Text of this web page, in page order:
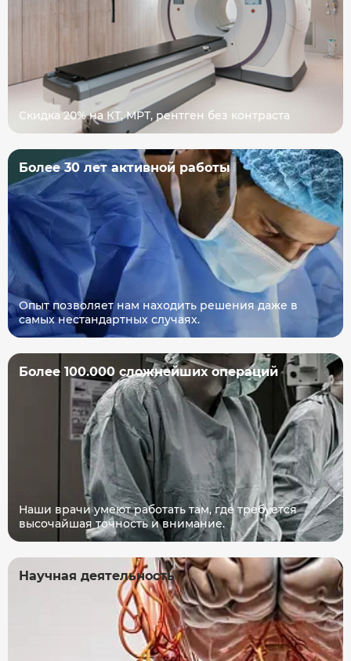
Скидка 20% на КТ, МРТ, рентген без контраста
Более 30 лет активной работы
Опыт позволяет нам находить решения даже в
самых нестандартных случаях.
Более 100.000 сложнейших операций
Наши врачи умеют работать там, где требуется
высочайшая точность и внимание.
Научная деятельность